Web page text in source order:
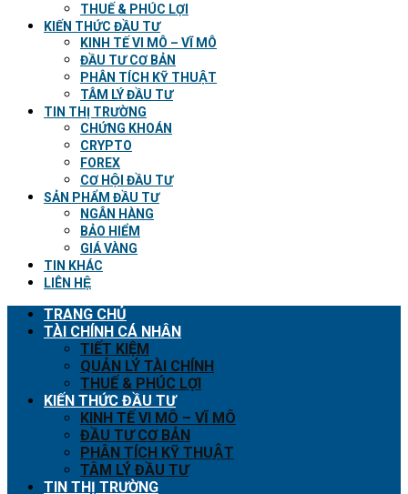
THUẾ & PHÚC LỢI
KIẾN THỨC ĐẦU TƯ
KINH TẾ VI MÔ – VĨ MÔ
ĐẦU TƯ CƠ BẢN
PHÂN TÍCH KỸ THUẬT
TÂM LÝ ĐẦU TƯ
TIN THỊ TRƯỜNG
CHỨNG KHOÁN
CRYPTO
FOREX
CƠ HỘI ĐẦU TƯ
SẢN PHẨM ĐẦU TƯ
NGÂN HÀNG
BẢO HIỂM
GIÁ VÀNG
TIN KHÁC
LIÊN HỆ
TRANG CHỦ
TÀI CHÍNH CÁ NHÂN
TIẾT KIỆM
QUẢN LÝ TÀI CHÍNH
THUẾ & PHÚC LỢI
KIẾN THỨC ĐẦU TƯ
KINH TẾ VI MÔ – VĨ MÔ
ĐẦU TƯ CƠ BẢN
PHÂN TÍCH KỸ THUẬT
TÂM LÝ ĐẦU TƯ
TIN THỊ TRƯỜNG